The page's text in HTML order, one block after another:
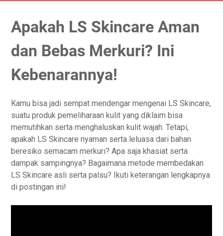
Apakah LS Skincare Aman
dan Bebas Merkuri? Ini
Kebenarannya!
Kamu bisa jadi sempat mendengar mengenai LS Skincare,
suatu produk pemeliharaan kulit yang diklaim bisa
memutihkan serta menghaluskan kulit wajah. Tetapi,
apakah LS Skincare nyaman serta leluasa dari bahan
beresiko semacam merkuri? Apa saja khasiat serta
dampak sampingnya? Bagaimana metode membedakan
LS Skincare asli serta palsu? Ikuti keterangan lengkapnya
di postingan ini!